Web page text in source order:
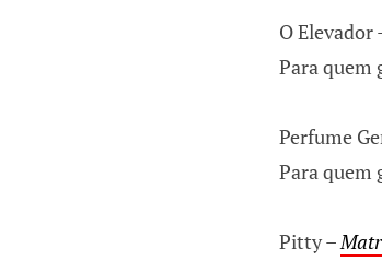
O Elevador
Para quem
Perfume
Para quem
Pitty –